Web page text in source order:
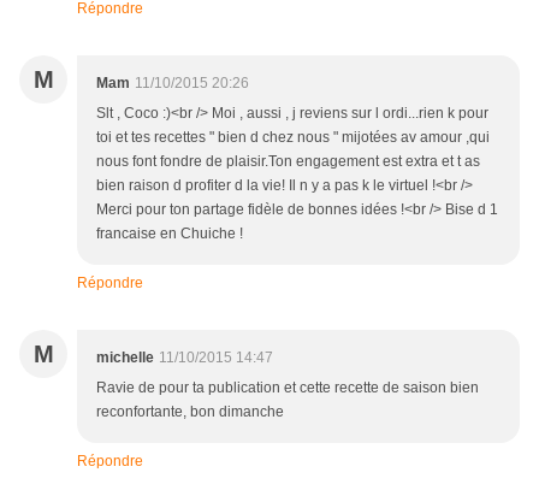
Répondre
M Mam 11/10/2015 20:26
Slt , Coco :)<br /> Moi , aussi , j reviens sur l ordi...rien k pour
toi et tes recettes " bien d chez nous " mijotées av amour ,qui
nous font fondre de plaisir.Ton engagement est extra et t as
bien raison d profiter d la vie! Il n y a pas k le virtuel !<br />
Merci pour ton partage fidèle de bonnes idées !<br /> Bise d 1
francaise en Chuiche !
Répondre
M michelle 11/10/2015 14:47
Ravie de pour ta publication et cette recette de saison bien
reconfortante, bon dimanche
Répondre